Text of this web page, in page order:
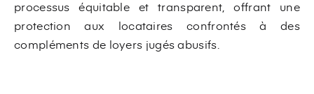
processus équitable et transparent, offrant une
protection aux locataires confrontés à des
compléments de loyers jugés abusifs.